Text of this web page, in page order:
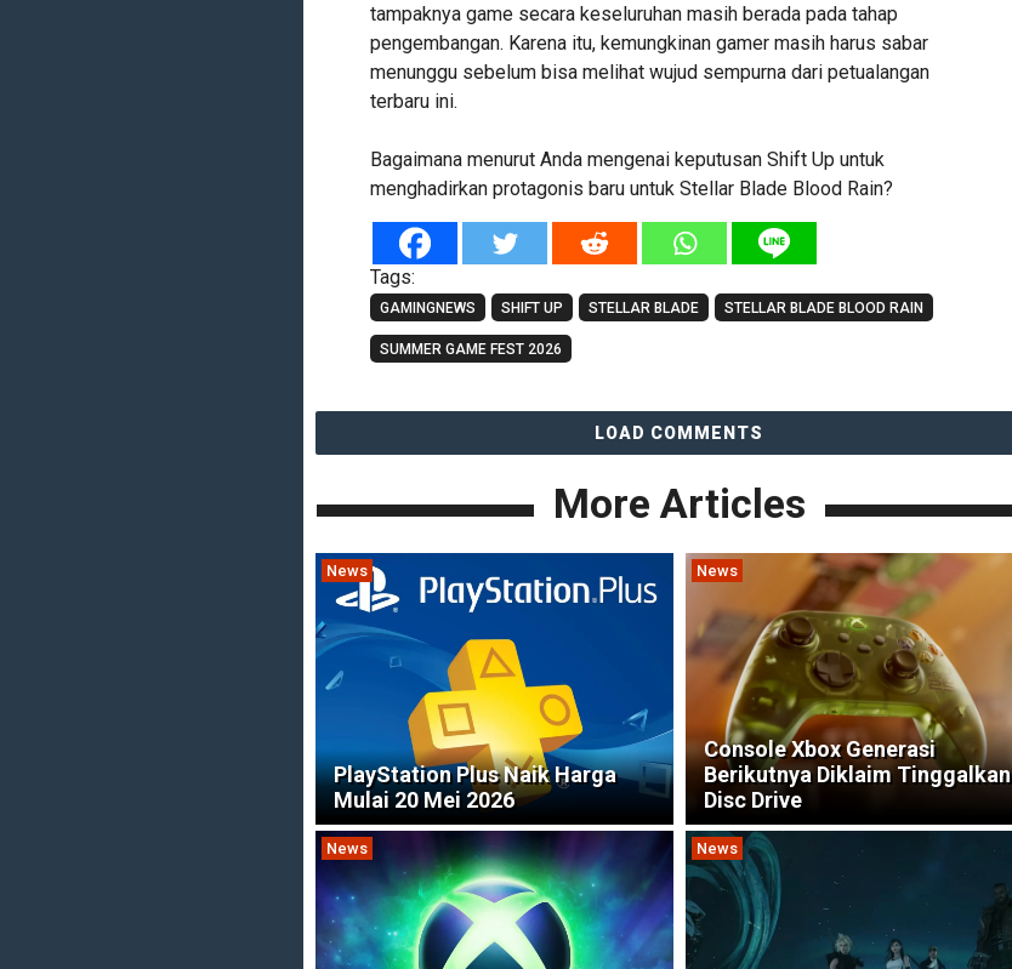
tampaknya game secara keseluruhan masih berada pada tahap
pengembangan. Karena itu, kemungkinan gamer masih harus sabar
menunggu sebelum bisa melihat wujud sempurna dari petualangan
terbaru ini.
Bagaimana menurut Anda mengenai keputusan Shift Up untuk
menghadirkan protagonis baru untuk Stellar Blade Blood Rain?
Tags:
GAMINGNEWS SHIFT UP STELLAR BLADE STELLAR BLADE BLOOD RAIN
SUMMER GAME FEST 2026
LOAD COMMENTS
More Articles
News
PlayStation Plus Naik Harga
Mulai 20 Mei 2026
News
Console Xbox Generasi
Berikutnya Diklaim Tinggalkan
Disc Drive
News News